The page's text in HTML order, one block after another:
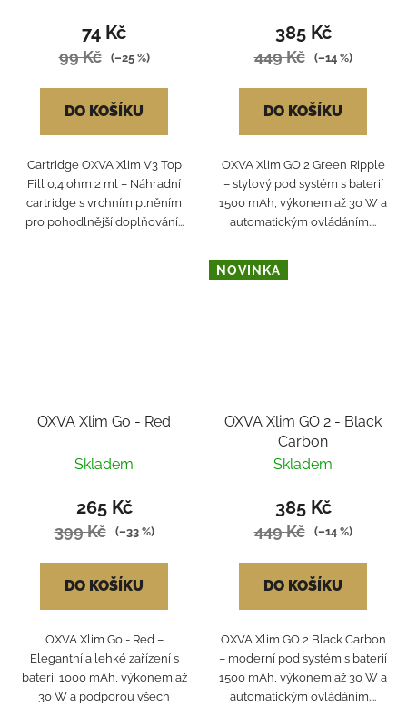
74 Kč
99 Kč (–25 %)
DO KOŠÍKU
Cartridge OXVA Xlim V3 Top
Fill 0,4 ohm 2 ml – Náhradní
cartridge s vrchním plněním
pro pohodlnější doplňování...
385 Kč
449 Kč (–14 %)
DO KOŠÍKU
OXVA Xlim GO 2 Green Ripple
– stylový pod systém s baterií
1500 mAh, výkonem až 30 W a
automatickým ovládáním....
OXVA Xlim Go - Red
Skladem
265 Kč
399 Kč (–33 %)
DO KOŠÍKU
OXVA Xlim Go - Red –
Elegantní a lehké zařízení s
baterií 1000 mAh, výkonem až
30 W a podporou všech
NOVINKA
OXVA Xlim GO 2 - Black
Carbon
Skladem
385 Kč
449 Kč (–14 %)
DO KOŠÍKU
OXVA Xlim GO 2 Black Carbon
– moderní pod systém s baterií
1500 mAh, výkonem až 30 W a
automatickým ovládáním....